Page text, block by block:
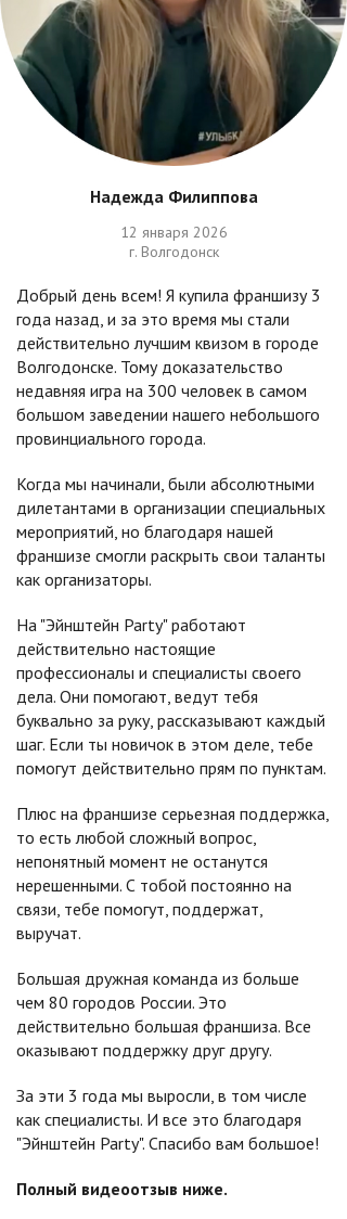
Надежда Филиппова
12 января 2026
г. Волгодонск
Добрый день всем! Я купила франшизу 3
года назад, и за это время мы стали
действительно лучшим квизом в городе
Волгодонске. Тому доказательство
недавняя игра на 300 человек в самом
большом заведении нашего небольшого
провинциального города.
Когда мы начинали, были абсолютными
дилетантами в организации специальных
мероприятий, но благодаря нашей
франшизе смогли раскрыть свои таланты
как организаторы.
На "Эйнштейн Party" работают
действительно настоящие
профессионалы и специалисты своего
дела. Они помогают, ведут тебя
буквально за руку, рассказывают каждый
шаг. Если ты новичок в этом деле, тебе
помогут действительно прям по пунктам.
Плюс на франшизе серьезная поддержка,
то есть любой сложный вопрос,
непонятный момент не останутся
нерешенными. С тобой постоянно на
связи, тебе помогут, поддержат,
выручат.
Большая дружная команда из больше
чем 80 городов России. Это
действительно большая франшиза. Все
оказывают поддержку друг другу.
За эти 3 года мы выросли, в том числе
как специалисты. И все это благодаря
"Эйнштейн Party". Спасибо вам большое!
Полный видеоотзыв ниже.